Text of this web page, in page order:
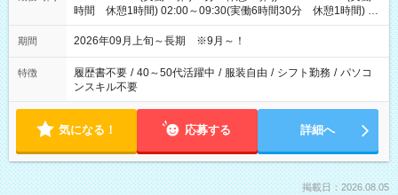
時間 休憩1時間) 02:00～09:30(実働6時間30分 休憩1時間) ※
日勤は就業時間1/夜勤は就業時間2.3を連続で行って頂きます
期間 2026年09月上旬～長期 ※9月～！
特徴 履歴書不要 / 40～50代活躍中 / 服装自由 / シフト勤務 / パソコ
ンスキル不要
気になる！ 応募する 詳細へ
掲載日：2026.08.05